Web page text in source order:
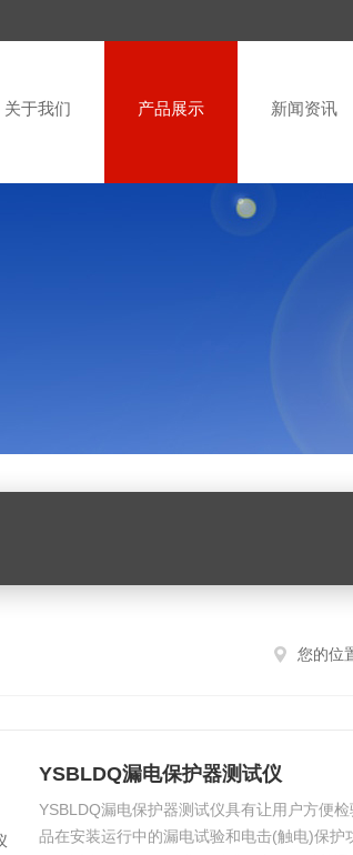
关于我们 产品展示 新闻资讯
您的位
YSBLDQ漏电保护器测试仪
YSBLDQ漏电保护器测试仪具有让用户方便
品在安装运行中的漏电试验和电击(触电)保护